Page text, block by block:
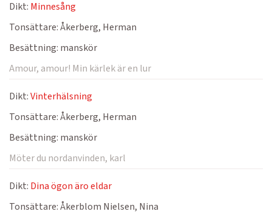
Dikt: Minnesång
Tonsättare:Åkerberg, Herman
Besättning: manskör
Amour, amour! Min kärlek är en lur
Dikt:Vinterhälsning
Tonsättare:Åkerberg, Herman
Besättning: manskör
Möter du nordanvinden, karl
Dikt: Dina ögon äro eldar
Tonsättare:Åkerblom Nielsen, Nina